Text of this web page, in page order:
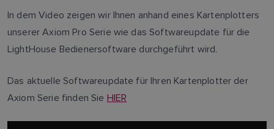
In dem Video zeigen wir Ihnen anhand eines Kartenplotters
unserer Axiom Pro Serie wie das Softwareupdate für die
LightHouse Bedienersoftware durchgeführt wird.
Das aktuelle Softwareupdate für Ihren Kartenplotter der
Axiom Serie finden Sie HIER